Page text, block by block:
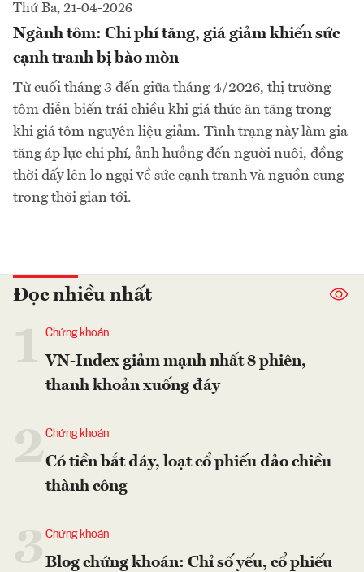
Thứ Ba, 21-04-2026
Ngành tôm: Chi phí tăng, giá giảm khiến sức
cạnh tranh bị bào mòn
Từ cuối tháng 3 đến giữa tháng 4/2026, thị trường
tôm diễn biến trái chiều khi giá thức ăn tăng trong
khi giá tôm nguyên liệu giảm. Tình trạng này làm gia
tăng áp lực chi phí, ảnh hưởng đến người nuôi, đồng
thời dấy lên lo ngại về sức cạnh tranh và nguồn cung
trong thời gian tới.
Đọc nhiều nhất
Chứng khoán
VN-Index giảm mạnh nhất 8 phiên,
thanh khoản xuống đáy
2Chứng khoán
Có tiền bắt đáy, loạt cổ phiếu đảo chiều
thành công
Chứng khoán
Blog chứng khoán: Chỉ số yếu, cổ phiếu